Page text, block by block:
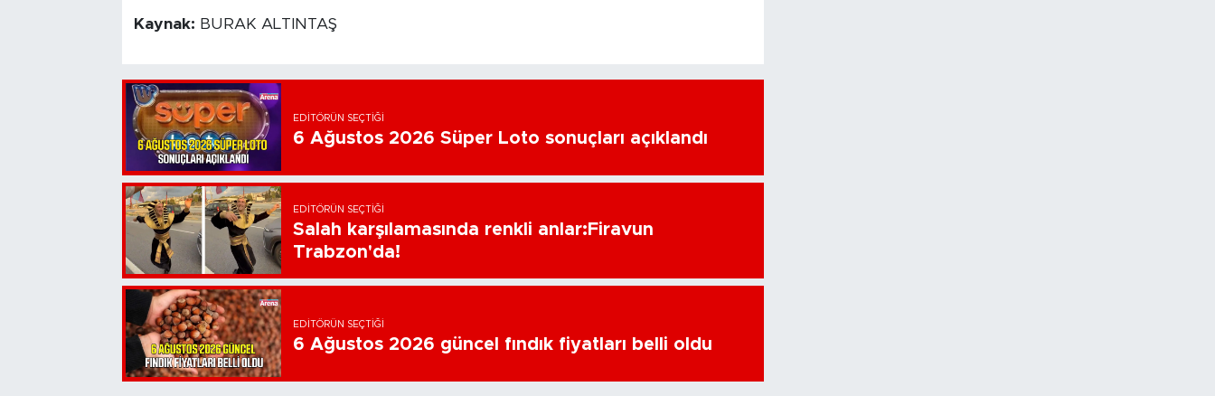
Kaynak: BURAK ALTINTAŞ
EDITÖRÜN SEÇTIĞI
6 Ağustos 2026 Süper Loto sonuçları açıklandı
EDITÖRÜN SEÇTIĞI
Salah karşılamasında renkli anlar:Firavun
Trabzon'da!
EDITÖRÜN SEÇTIĞI
6 Ağustos 2026 güncel fındık fiyatları belli oldu